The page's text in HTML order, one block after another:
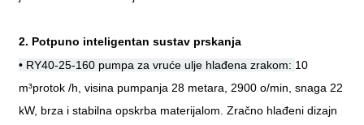
2. Potpuno inteligentan sustav prskanja
• RY40-25-160 pumpa za vruće ulje hlađena zrakom: 10
m³protok /h, visina pumpanja 28 metara, 2900 o/min, snaga 22
kW, brza i stabilna opskrba materijalom. Zračno hlađeni dizajn